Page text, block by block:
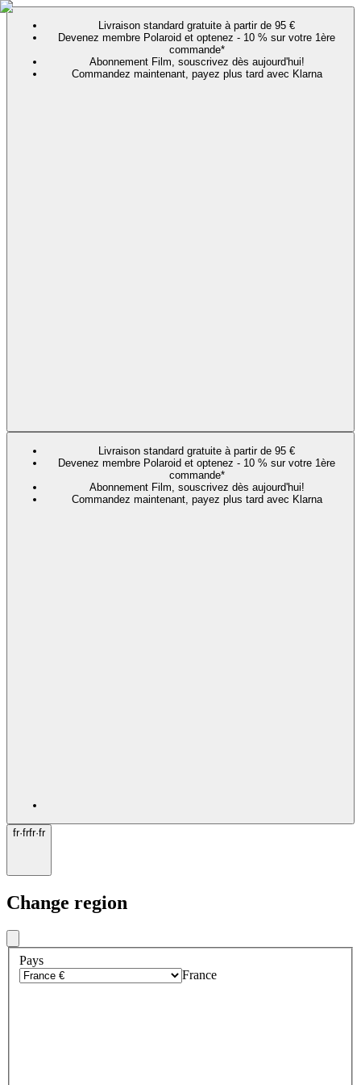
Livraison standard gratuite à partir de 95 €
Devenez membre Polaroid et optenez - 10 % sur votre 1ère
commande*
Abonnement Film, souscrivez dès aujourd'hui!
Commandez maintenant, payez plus tard avec Klarna
Livraison standard gratuite à partir de 95 €
Devenez membre Polaroid et optenez - 10 % sur votre 1ère
commande*
Abonnement Film, souscrivez dès aujourd'hui!
Commandez maintenant, payez plus tard avec Klarna
fr·frfr·fr
Change region
Pays
France